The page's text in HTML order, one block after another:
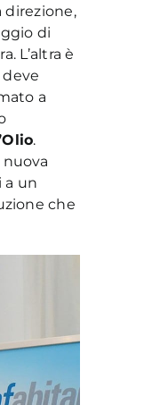
direzione,
di
L’altra è
a
.
a un
che